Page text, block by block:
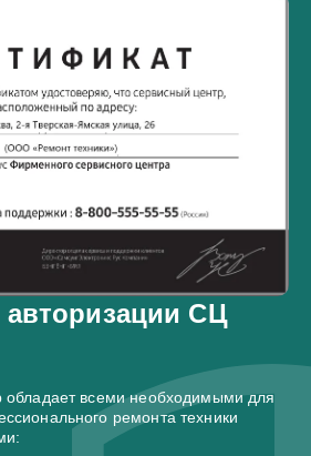
СЦ
всеми необходимыми для
ремонта техники